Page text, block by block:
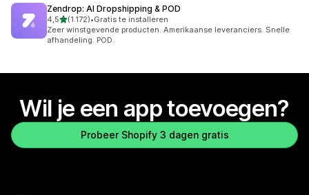
Zendrop: AI Dropshipping & POD
4,5van 5 sterren
(1.172)
1172 recensies in totaal
•Gratis te installeren
Zeer winstgevende producten. Amerikaanse leveranciers. Snelle
afhandeling. POD.
Wil je een app toevoegen?
Probeer Shopify 3 dagen gratis